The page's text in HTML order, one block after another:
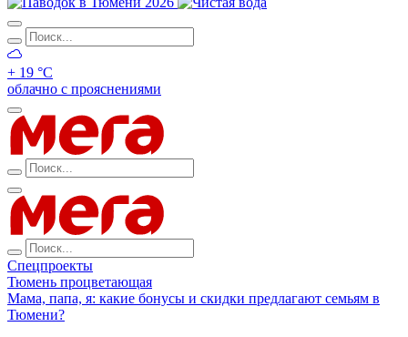
+ 19 °С
облачно с прояснениями
Спецпроекты
Тюмень процветающая
Мама, папа, я: какие бонусы и скидки предлагают семьям в
Тюмени?